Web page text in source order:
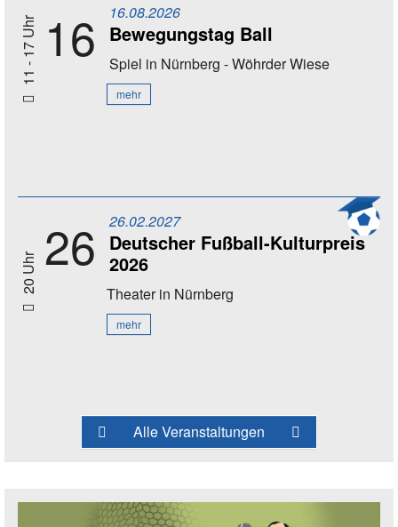
11 - 17 Uhr 16 16.08.2026
Bewegungstag Ball
Spiel in Nürnberg - Wöhrder Wiese
mehr
20 Uhr 26 26.02.2027
Deutscher Fußball-Kulturpreis
2026
Theaterin Nürnberg
mehr
Alle Veranstaltungen